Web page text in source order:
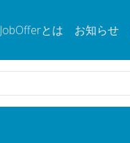
JobOfferとは お知らせ